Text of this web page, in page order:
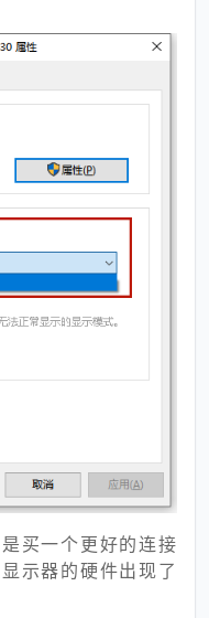
买一个更好的连接
示器的硬件出现了